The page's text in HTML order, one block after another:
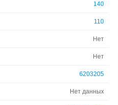
140
110
Нет
Нет
6203205
Нет данных